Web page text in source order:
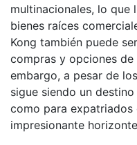
multinacionales, lo que
bienes raíces
Kong también puede
compras y opciones
embargo, a pesar de
sigue siendo un
como para
impresionante